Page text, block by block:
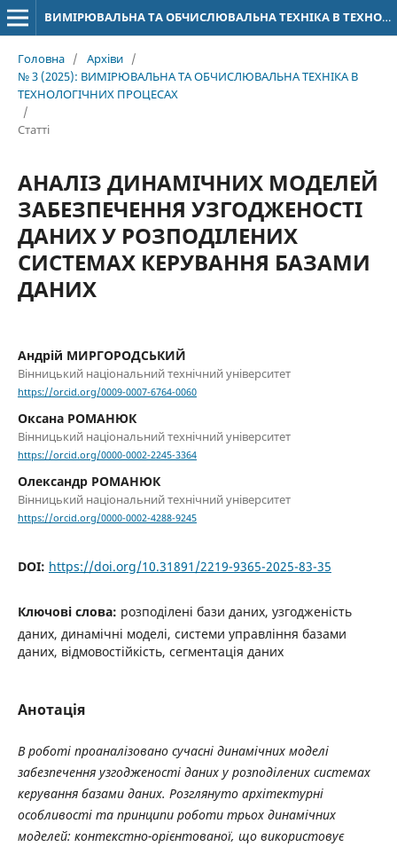
ВИМІРЮВАЛЬНА ТА ОБЧИСЛЮВАЛЬНА ТЕХНІКА В ТЕХНОЛОГІЧНИХ ПРОЦЕСАХ
Головна / Архіви /
№ 3 (2025): ВИМІРЮВАЛЬНА ТА ОБЧИСЛЮВАЛЬНА ТЕХНІКА В
ТЕХНОЛОГІЧНИХ ПРОЦЕСАХ
/
Статті
АНАЛІЗ ДИНАМІЧНИХ МОДЕЛЕЙ
ЗАБЕЗПЕЧЕННЯ УЗГОДЖЕНОСТІ
ДАНИХ У РОЗПОДІЛЕНИХ
СИСТЕМАХ КЕРУВАННЯ БАЗАМИ
ДАНИХ
Андрій МИРГОРОДСЬКИЙ
Вінницький національний технічний університет
https://orcid.org/0009-0007-6764-0060
Оксана РОМАНЮК
Вінницький національний технічний університет
https://orcid.org/0000-0002-2245-3364
Олександр РОМАНЮК
Вінницький національний технічний університет
https://orcid.org/0000-0002-4288-9245
DOI: https://doi.org/10.31891/2219-9365-2025-83-35
Ключові слова: розподілені бази даних, узгодженість
даних, динамічні моделі, системи управління базами
даних, відмовостійкість, сегментація даних
Анотація
В роботі проаналізовано сучасні динамічних моделі
забезпечення узгодженості даних у розподілених системах
керування базами даних. Розглянуто архітектурні
особливості та принципи роботи трьох динамічних
моделей: контекстно-орієнтованої, що використовує